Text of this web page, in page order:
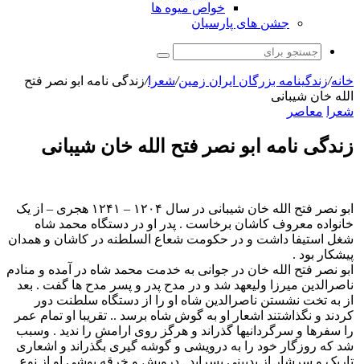
خواص میوه ها
جشن های پارسیان
جستجو
برای
خانه/زندگینامه بزرگان ایران زمین/شعرا/زندگی نامه ابو نصر فتح
الله خان شیبانی
شعرا
معاصر
زندگی نامه ابو نصر فتح الله خان شیبانی
ابو نصر فتح الله خان شیبانی در سال ۱۲۰۴ – ۱۲۴۱ هجری – از یک
خانواده معروف کاشان برخاست . پدر او در دستگاه محمد شاه
شغل استیفا داشت و در حکومت شعاع السلطنه در کاشان و همدان
پیشکار بود .
ابو نصر فتح الله خان در جوانی به خدمت محمد شاه در آمده و منادم
ناصرالدین میرزا ولیعهد شد و در مدح پدر و پسر مدح ها گفت . بعد
از به تخت نشستن ناصرالدین شاه او را از دستگاه سلطنت دور
کردند و نگذاشتند اشعار او به گوش شاه برسد .. تقریبا او تمام عمر
را سفرها و سرگردانیها گذراند و هرگز روی ارامش را ندید . وسبب
شد که روزگار خود را به درویشی و گوشه گیری بگذراند و اشعاری
تاریک و سرشار از بدبینی بسراید . درویش و خرقه پوشی او از نوع